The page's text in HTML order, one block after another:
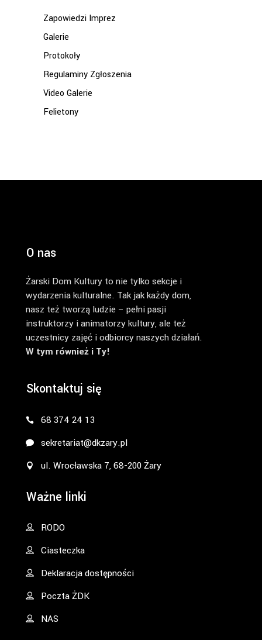
Zapowiedzi Imprez
Galerie
Protokoły
Regulaminy Zgłoszenia
Video Galerie
Felietony
O nas
Żarski Dom Kultury to nie tylko sekcje i
wydarzenia kulturalne. Tak jak każdy dom,
nasz też tworzą ludzie – pełni pasji
instruktorzy i animatorzy kultury, ale też
uczestnicy zajęć i odbiorcy naszych działań.
W tym również i Ty!
Skontaktuj się
68 374 24 13
sekretariat@dkzary.pl
ul. Wrocławska 7, 68-200 Żary
Ważne linki
RODO
Ciasteczka
Deklaracja dostępności
Poczta ŻDK
NAS